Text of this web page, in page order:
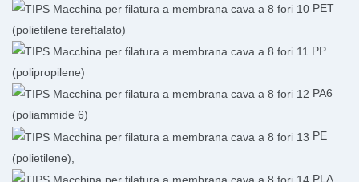
PET
(polietilene tereftalato)
PP
(polipropilene)
PA6
(poliammide 6)
PE
(polietilene),
PLA